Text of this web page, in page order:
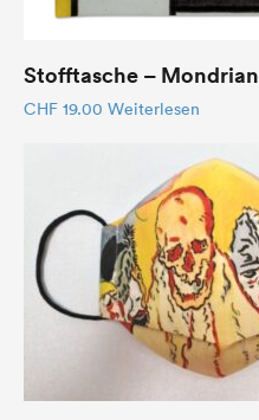
Stofftasche – Mondrian
CHF 19.00 Weiterlesen